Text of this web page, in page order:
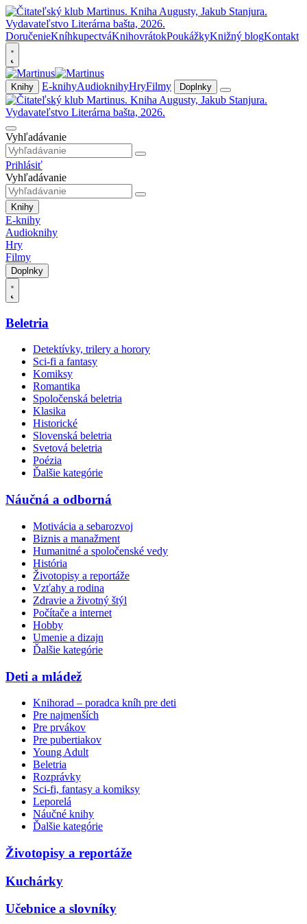
DoručenieKníhkupectváKnihovrátokPoukážkyKnižný blogKontakt
Knihy E-knihyAudioknihyHryFilmy Doplnky
Vyhľadávanie
Prihlásiť
Vyhľadávanie
Knihy
E-knihy
Audioknihy
Hry
Filmy
Doplnky
Beletria
Detektívky, trilery a horory
Sci-fi a fantasy
Komiksy
Romantika
Spoločenská beletria
Klasika
Historické
Slovenská beletria
Svetová beletria
Poézia
Ďalšie kategórie
Náučná a odborná
Motivácia a sebarozvoj
Biznis a manažment
Humanitné a spoločenské vedy
História
Životopisy a reportáže
Vzťahy a rodina
Zdravie a životný štýl
Počítače a internet
Hobby
Umenie a dizajn
Ďalšie kategórie
Deti a mládež
Knihorad – poradca kníh pre deti
Pre najmenších
Pre prvákov
Pre pubertiakov
Young Adult
Beletria
Rozprávky
Sci-fi, fantasy a komiksy
Leporelá
Náučné knihy
Ďalšie kategórie
Životopisy a reportáže
Kuchárky
Učebnice a slovníky